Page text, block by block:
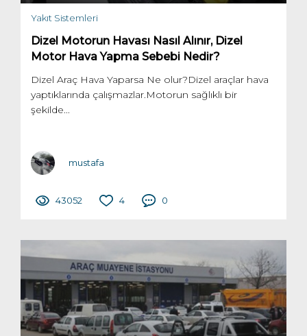
Yakıt Sistemleri
Dizel Motorun Havası Nasıl Alınır, Dizel
Motor Hava Yapma Sebebi Nedir?
Dizel Araç Hava Yaparsa Ne olur?Dizel araçlar hava
yaptıklarında çalışmazlar.Motorun sağlıklı bir
şekilde...
mustafa
43052 4 0